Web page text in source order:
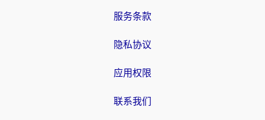
服务条款
隐私协议
应用权限
联系我们